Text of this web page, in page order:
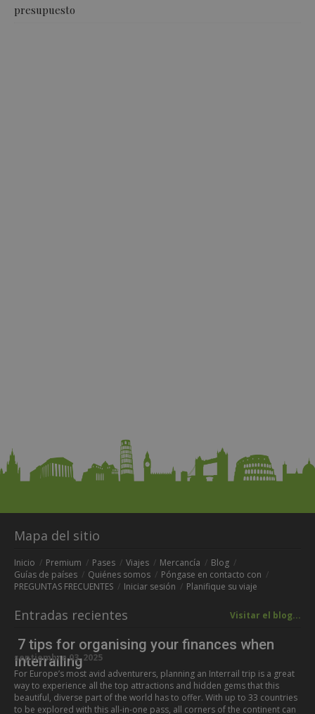
presupuesto
Mapa del sitio
Inicio Premium Pases Viajes Mercancía
Blog
Guías de países
Quiénes somos
Póngase en contacto con
PREGUNTAS FRECUENTES
Iniciar sesión Planifique su viaje
Entradas recientes Visitar el blog...
7 tips for organising your finances when
Interrailing
septiembre 03, 2025
For Europe’s most avid adventurers, planning an Interrail trip is a great
way to experience all the top attractions and hidden gems that this
beautiful, diverse part of the world has to offer. With up to 33 countries
to be explored with this all-in-one pass, all corners of the continent can